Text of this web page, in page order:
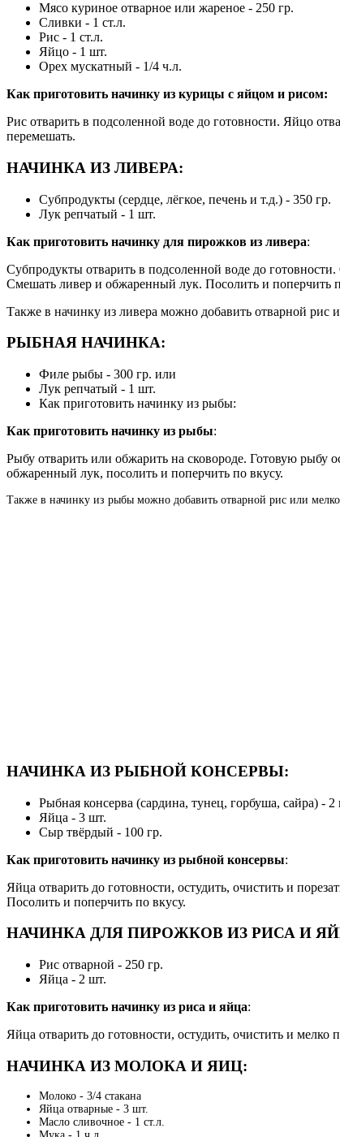
Мясо куриное отварное или жареное - 250 гр.
Сливки - 1 ст.л.
Рис - 1 ст.л.
Яйцо - 1 шт.
Орех мускатный - 1/4 ч.л.
Как приготовить начинку из курицы с яйцом и рисом:
Рис отварить в подсоленной воде до готовности. Яйцо
перемешать.
НАЧИНКА ИЗ ЛИВЕРА:
Субпродукты (сердце, лёгкое, печень и т.д.) - 350 гр.
Лук репчатый - 1 шт.
Как приготовить начинку для пирожков из ливера:
Субпродукты отварить в подсоленной воде до
Смешать ливер и обжаренный лук. Посолить и поперчить
Также в начинку из ливера можно добавить отварной рис
РЫБНАЯ НАЧИНКА:
Филе рыбы - 300 гр. или
Лук репчатый - 1 шт.
Как приготовить начинку из рыбы:
Как приготовить начинку из рыбы:
Рыбу отварить или обжарить на сковороде. Готовую рыбу
обжаренный лук, посолить и поперчить по вкусу.
Также в начинку из рыбы можно добавить отварной рис или
НАЧИНКА ИЗ РЫБНОЙ КОНСЕРВЫ:
Рыбная консерва (сардина, тунец, горбуша, сайра) - 2
Яйца - 3 шт.
Сыр твёрдый - 100 гр.
Как приготовить начинку из рыбной консервы:
Яйца отварить до готовности, остудить, очистить и
Посолить и поперчить по вкусу.
НАЧИНКА ДЛЯ ПИРОЖКОВ ИЗ РИСА И
Рис отварной - 250 гр.
Яйца - 2 шт.
Как приготовить начинку из риса и яйца:
Яйца отварить до готовности, остудить, очистить и
НАЧИНКА ИЗ МОЛОКА И ЯИЦ:
Молоко - 3/4 стакана
Яйца отварные - 3 шт.
Масло сливочное - 1 ст.л.